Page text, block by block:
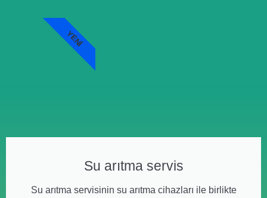
Su arıtma servis
Su arıtma servisinin su arıtma cihazları ile birlikte
YENI